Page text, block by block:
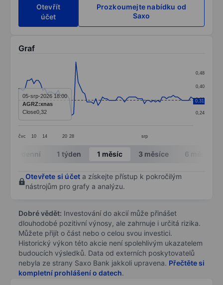
Otevřít
účet
Prozkoumejte nabídku od
Saxo
Graf
Line chart with 80 data points.
The chart has 1 X axis displaying categories.
The chart has 1 Y axis displaying values. Data
čvc 10 14 20 28 srp
0,24
0,32
0,40
0,48
0,31
05-srp-2026 18:00
AGRZ:xnas
Close0,32
End of interactive chart.
Intradenní 1 týden 1 měsíc 3 měsíce 6 měsíců
Otevřete si účet a získejte přístup k pokročilým
nástrojům pro grafy a analýzu.
Dobré vědět: Investování do akcií může přinášet
dlouhodobé pozitivní výnosy, ale zahrnuje i určitá rizika.
Můžete přijít o část nebo o celou svou investici.
Historický výkon této akcie není spolehlivým ukazatelem
budoucích výsledků. Data od externích poskytovatelů
nebyla ze strany Saxo Bank jakkoli upravena. Přečtěte si
kompletní prohlášení o datech.